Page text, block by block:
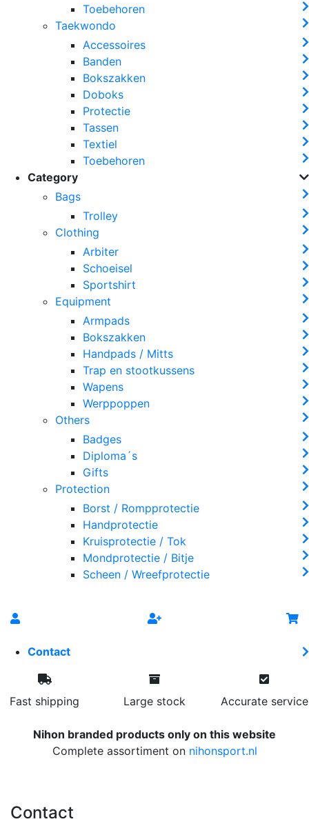
Toebehoren
Taekwondo
Accessoires
Banden
Bokszakken
Doboks
Protectie
Tassen
Textiel
Toebehoren
Category
Bags
Trolley
Clothing
Arbiter
Schoeisel
Sportshirt
Equipment
Armpads
Bokszakken
Handpads / Mitts
Trap en stootkussens
Wapens
Werppoppen
Others
Badges
Diploma´s
Gifts
Protection
Borst / Rompprotectie
Handprotectie
Kruisprotectie / Tok
Mondprotectie / Bitje
Scheen / Wreefprotectie
Contact
Fast shipping Large stock Accurate service
Nihon branded products only on this website
Complete assortiment on nihonsport.nl
Contact